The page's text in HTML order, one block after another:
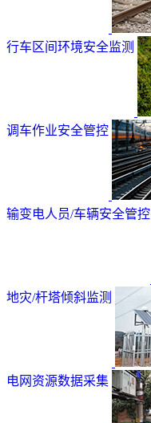
行车区间环境安全监测
调车作业安全管控
输变电人员/车辆安全管控
地灾/杆塔倾斜监测
电网资源数据采集